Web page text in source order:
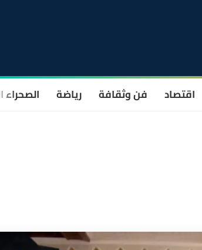
اقتصاد فن وثقافة رياضة الصحراء